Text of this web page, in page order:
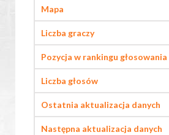
Mapa
Liczba graczy
Pozycja w rankingu głosowania
Liczba głosów
Ostatnia aktualizacja danych
Następna aktualizacja danych